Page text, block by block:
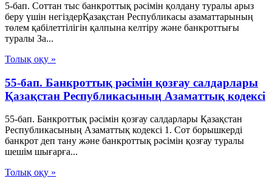
5-бап. Соттан тыс банкроттық рәсімін қолдану туралы арыз
беру үшін негіздерҚазақстан Республикасы азаматтарының
төлем қабілеттілігін қалпына келтіру және банкроттығы
туралы За...
Толық оқу »
55-бап. Банкроттық рәсімін қозғау салдарлары
Қазақстан Республикасының Азаматтық кодексi
55-бап. Банкроттық рәсімін қозғау салдарлары Қазақстан
Республикасының Азаматтық кодексi 1. Сот борышкерді
банкрот деп тану және банкроттық рәсімін қозғау туралы
шешім шығарға...
Толық оқу »